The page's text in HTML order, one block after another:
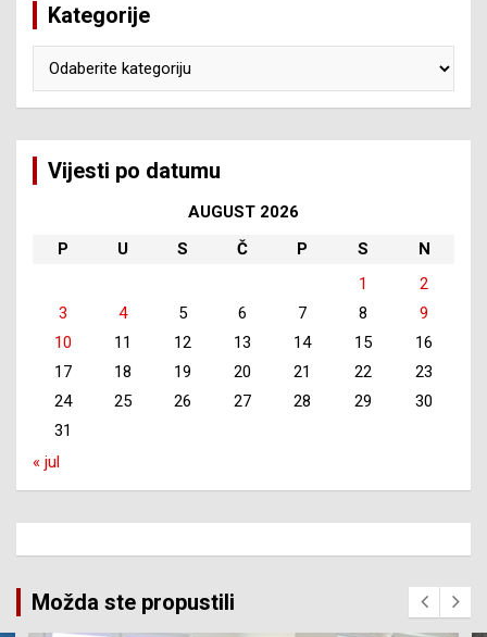
Kategorije
Vijesti po datumu
AUGUST 2026
P
U S Č P S
N
1
2
3
4 5 6 7 8
9
10
11 12 13 14 15
16
17
18 19 20 21 22
23
24
25 26 27 28 29
30
31
« jul
Možda ste propustili